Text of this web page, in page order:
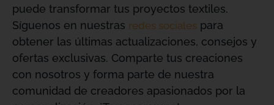
puede transformar tus proyectos textiles.
Síguenos en nuestras redes sociales para
obtener las últimas actualizaciones, consejos y
ofertas exclusivas. Comparte tus creaciones
con nosotros y forma parte de nuestra
comunidad de creadores apasionados por la